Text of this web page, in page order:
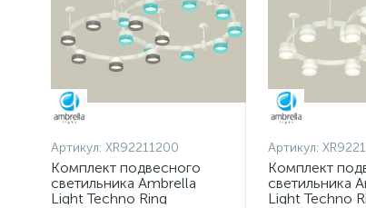
Артикул: XR92211200
Комплект подвесного
светильника Ambrella
Light Techno Ring
Артикул:
Комплект
светильника
Light Techno